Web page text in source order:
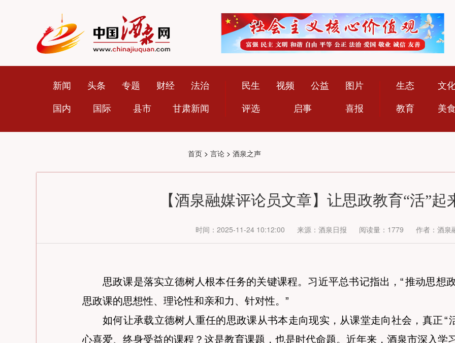
新闻 头条 专题 财经
法治
国内
国际 县市 甘肃新闻
民生 视频 公益
图片
评选
启事 喜报
生态
文
教育
美
首页 > 言论 > 酒泉之声
【酒泉融媒评论员文章】让思政教育“活”起
时间：2025-11-24 10:12:00 来源：酒泉日报 阅读量：1779 作者：酒泉
思政课是落实立德树人根本任务的关键课程。习近平总书记指出，“推动思想
思政课的思想性、理论性和亲和力、针对性。 ”
如何让承载立德树人重任的思政课从书本走向现实，从课堂走向社会，真正“
心喜爱、终身受益的课程？这是教育课题，也是时代命题。近年来，酒泉市深入学